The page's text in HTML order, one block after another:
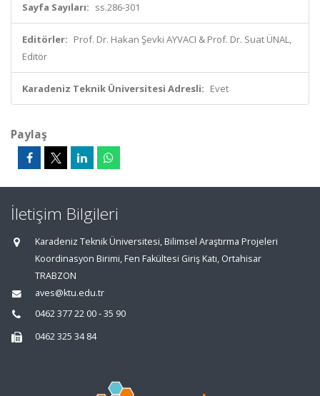
Sayfa Sayıları: ss.286-301
Editörler: Prof. Dr. Hakan Şevki AYVACI & Prof. Dr. Suat ÜNAL,
Editör
Karadeniz Teknik Üniversitesi Adresli: Evet
Paylaş
İletişim Bilgileri
Karadeniz Teknik Üniversitesi, Bilimsel Araştırma Projeleri
Koordinasyon Birimi, Fen Fakültesi Giriş Katı, Ortahisar
TRABZON
aves@ktu.edu.tr
0462 377 22 00 - 35 90
0462 325 34 84